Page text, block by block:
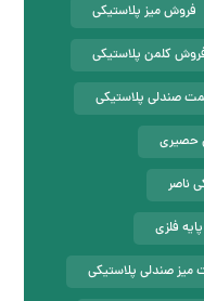
فروش میز پلاستیکی
کلمن پلاستیکی
صندلی پلاستیکی
حصیری
ناصر
فلزی
میز صندلی پلاستیکی